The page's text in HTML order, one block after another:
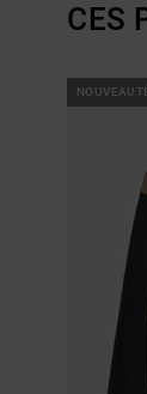
CES
PASSER
AUX
ALLER